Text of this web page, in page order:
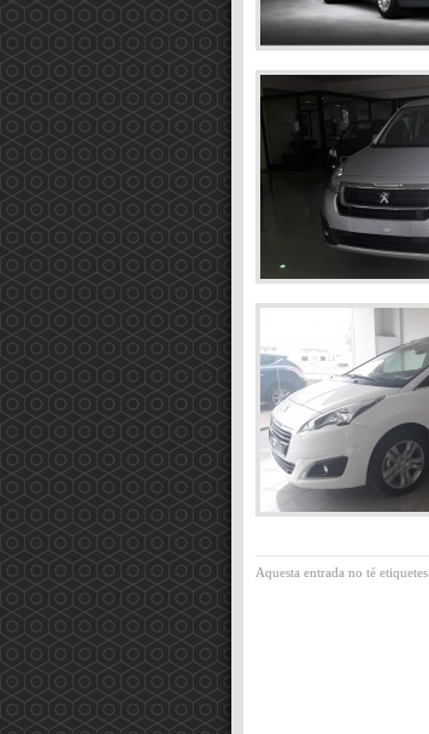
Aquesta entrada no té etiquetes